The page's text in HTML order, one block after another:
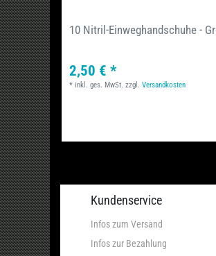
10 Nitril-Einweghandschuhe -
2,50 € *
*inkl. ges. MwSt. zzgl.Versandkosten
Kundenservice
Infos zum Versand
Infos zur Bezahlung